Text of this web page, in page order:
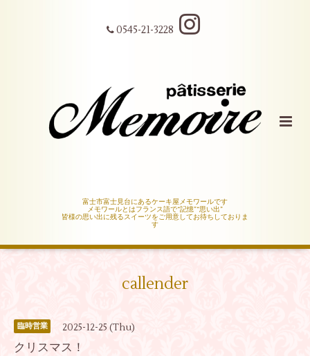
0545-21-3228
富士市富士見台にあるケーキ屋メモワールです
メモワールとはフランス語で“記憶”“思い出”
皆様の思い出に残るスイーツをご用意してお待ちしておりま
す
callender
臨時営業 2025-12-25 (Thu)
クリスマス！